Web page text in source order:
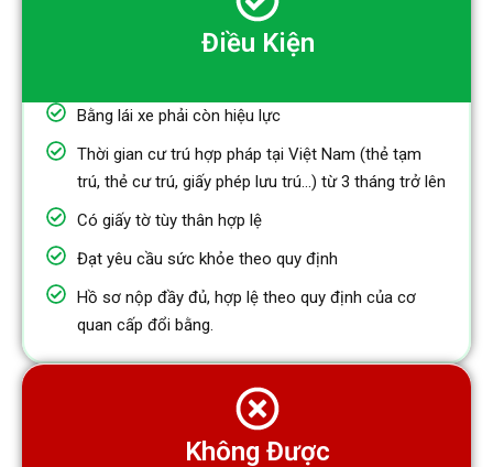
Điều Kiện
Bằng lái xe phải còn hiệu lực
Thời gian cư trú hợp pháp tại Việt Nam (thẻ tạm
trú, thẻ cư trú, giấy phép lưu trú...) từ 3 tháng trở lên
Có giấy tờ tùy thân hợp lệ
Đạt yêu cầu sức khỏe theo quy định
Hồ sơ nộp đầy đủ, hợp lệ theo quy định của cơ
quan cấp đổi bằng.
Không Được